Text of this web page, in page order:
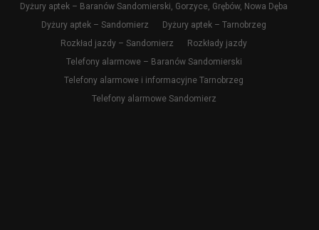
Dyżury aptek – Baranów Sandomierski, Gorzyce, Grębów, Nowa Dęba
Dyżury aptek – Sandomierz
Dyżury aptek – Tarnobrzeg
Rozkład jazdy – Sandomierz
Rozkłady jazdy
Telefony alarmowe – Baranów Sandomierski
Telefony alarmowe i informacyjne Tarnobrzeg
Telefony alarmowe Sandomierz